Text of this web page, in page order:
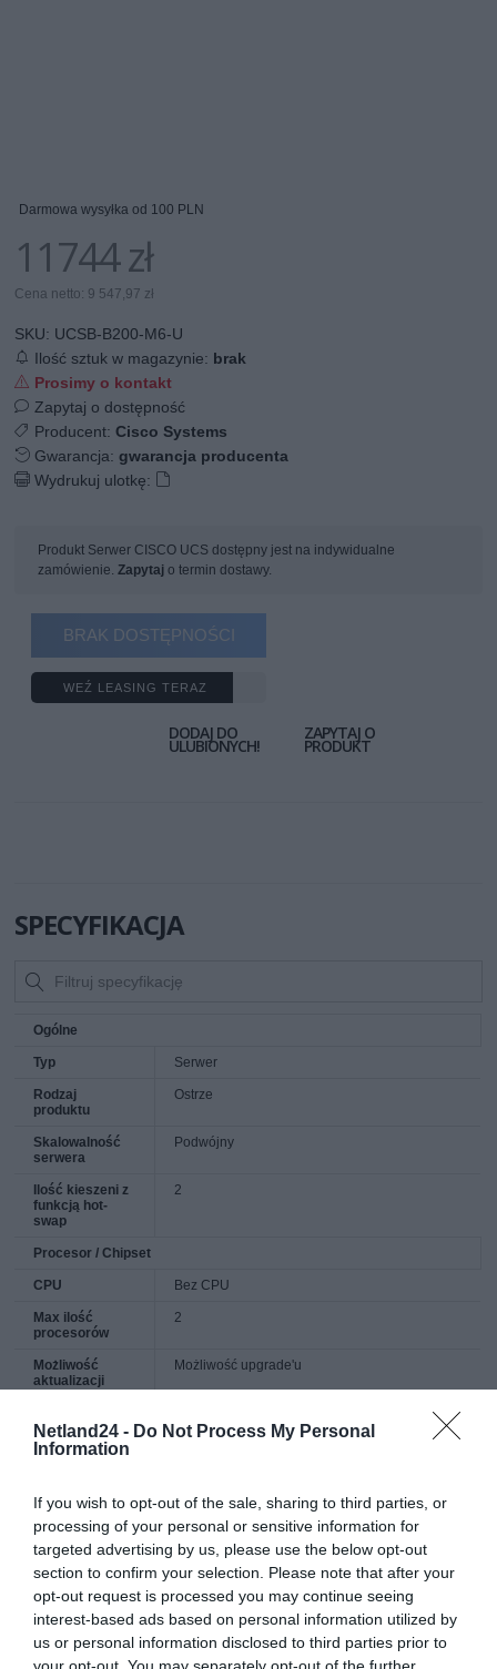
Netland24 - Do Not Process My Personal
Information
If you wish to opt-out of the sale, sharing to third parties, or
processing of your personal or sensitive information for
targeted advertising by us, please use the below opt-out
section to confirm your selection. Please note that after your
opt-out request is processed you may continue seeing
interest-based ads based on personal information utilized by
us or personal information disclosed to third parties prior to
your opt-out. You may separately opt-out of the further
Darmowa wysyłka od 100 PLN
11744 zł
Cena netto: 9 547,97 zł
SKU: UCSB-B200-M6-U
Ilość sztuk w magazynie: brak
Prosimy o kontakt
Zapytaj o dostępność
Producent:Cisco Systems
Gwarancja:gwarancja producenta
Wydrukuj ulotkę:
Produkt Serwer CISCO UCS dostępny jest na indywidualne
zamówienie.Zapytaj o termin dostawy.
BRAK DOSTĘPNOŚCI
WEŹ LEASING TERAZ
DODAJ DO
ULUBIONYCH!
ZAPYTAJ O
PRODUKT
SPECYFIKACJA
Ogólne
Typ Serwer
Rodzaj
produktu
Ostrze
Skalowalność
serwera
Podwójny
Ilość kieszeni z
funkcją hot-
swap
2
Procesor / Chipset
CPU Bez CPU
Max ilość
procesorów
2
Możliwość
aktualizacji
Możliwość upgrade'u
RAM
Zainstalowana
Rodzaj
obudowy
DIMM 288-pin
Sloty 32 (całkowita) / 32 (pusty)
Napęd dyskowy
Brak HDD